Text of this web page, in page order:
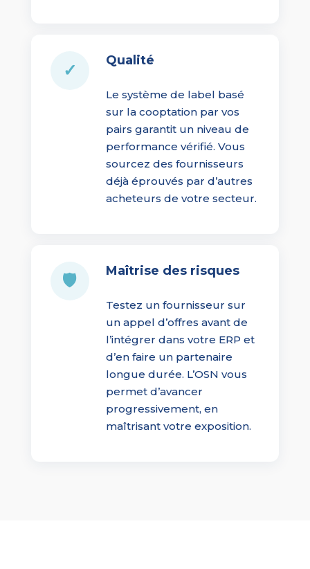
✓ Qualité
Le système de label basé
sur la cooptation par vos
pairs garantit un niveau de
performance vérifié. Vous
sourcez des fournisseurs
déjà éprouvés par d’autres
acheteurs de votre secteur.
🛡 Maîtrise des risques
Testez un fournisseur sur
un appel d’offres avant de
l’intégrer dans votre ERP et
d’en faire un partenaire
longue durée. L’OSN vous
permet d’avancer
progressivement, en
maîtrisant votre exposition.